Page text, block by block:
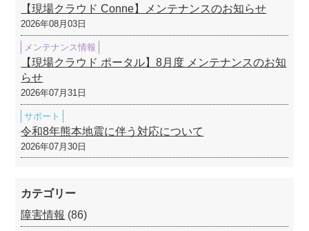
【現場クラウド Conne】メンテナンスのお知らせ
2026年08月03日
メンテナンス情報
【現場クラウド ポータル】8月度 メンテナンスのお知
らせ
2026年07月31日
サポート
令和8年熊本地震に伴う対応について
2026年07月30日
カテゴリー
障害情報 (86)